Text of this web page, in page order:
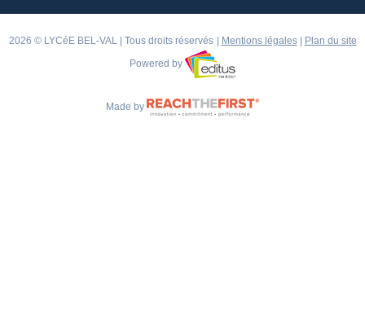
2026 © LYCéE BEL-VAL | Tous droits réservés | Mentions légales| Plan du site
Powered by
Made by